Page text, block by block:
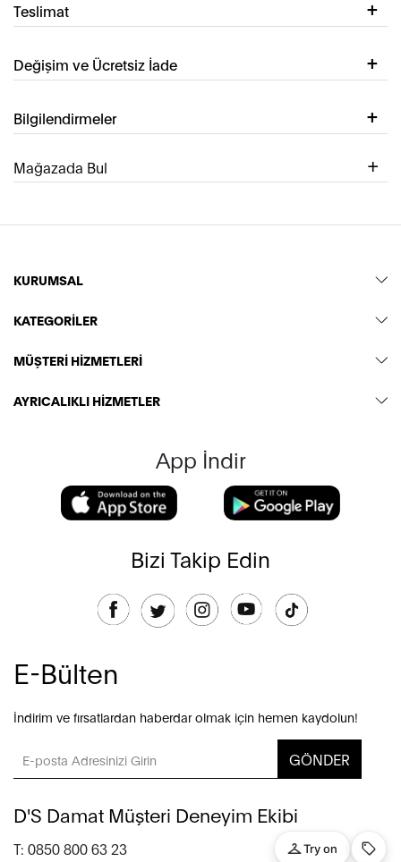
Teslimat
Değişim ve Ücretsiz İade
Bilgilendirmeler
Mağazada Bul
KURUMSAL
KATEGORİLER
MÜŞTERİ HİZMETLERİ
AYRICALIKLI HİZMETLER
App İndir
Bizi Takip Edin
E-Bülten
İndirim ve fırsatlardan haberdar olmak için hemen kaydolun!
GÖNDER
D'S Damat Müşteri Deneyim Ekibi
T: 0850 800 63 23